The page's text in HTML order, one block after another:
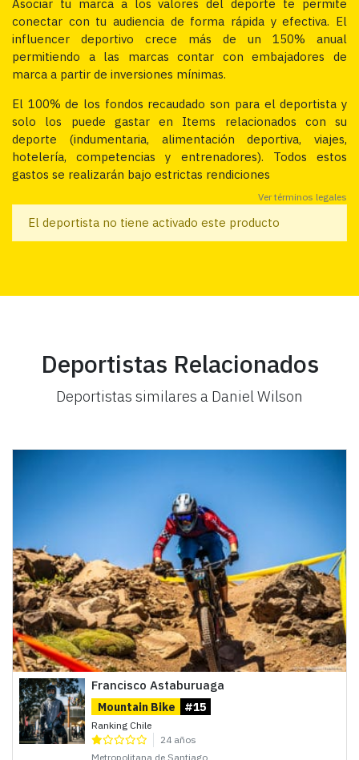
Asociar tu marca a los valores del deporte te permite
conectar con tu audiencia de forma rápida y efectiva. El
influencer deportivo crece más de un 150% anual
permitiendo a las marcas contar con embajadores de
marca a partir de inversiones mínimas.
El 100% de los fondos recaudado son para el deportista y
solo los puede gastar en Items relacionados con su
deporte (indumentaria, alimentación deportiva, viajes,
hotelería, competencias y entrenadores). Todos estos
gastos se realizarán bajo estrictas rendiciones
Ver términos legales
El deportista no tiene activado este producto
Deportistas Relacionados
Deportistas similares a Daniel Wilson
Francisco Astaburuaga
Mountain Bike #15
Ranking Chile
24 años
Metropolitana de Santiago